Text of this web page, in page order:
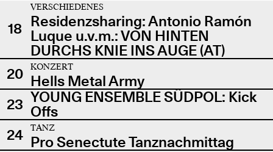
18
VERSCHIEDENES
Residenzsharing: Antonio Ramón
Luque u.v.m.: VON HINTEN
DURCHS KNIE INS AUGE (AT)
20
KONZERT
Hells Metal Army
23 YOUNG ENSEMBLE SÜDPOL: Kick
Offs
24
TANZ
Pro Senectute Tanznachmittag